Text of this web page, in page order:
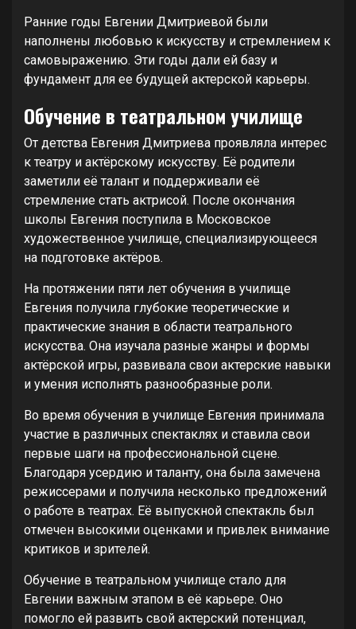
Ранние годы Евгении Дмитриевой были
наполнены любовью к искусству и стремлением к
самовыражению. Эти годы дали ей базу и
фундамент для ее будущей актерской карьеры.
Обучение в театральном училище
От детства Евгения Дмитриева проявляла интерес
к театру и актёрскому искусству. Её родители
заметили её талант и поддерживали её
стремление стать актрисой. После окончания
школы Евгения поступила в Московское
художественное училище, специализирующееся
на подготовке актёров.
На протяжении пяти лет обучения в училище
Евгения получила глубокие теоретические и
практические знания в области театрального
искусства. Она изучала разные жанры и формы
актёрской игры, развивала свои актерские навыки
и умения исполнять разнообразные роли.
Во время обучения в училище Евгения принимала
участие в различных спектаклях и ставила свои
первые шаги на профессиональной сцене.
Благодаря усердию и таланту, она была замечена
режиссерами и получила несколько предложений
о работе в театрах. Её выпускной спектакль был
отмечен высокими оценками и привлек внимание
критиков и зрителей.
Обучение в театральном училище стало для
Евгении важным этапом в её карьере. Оно
помогло ей развить свой актерский потенциал,